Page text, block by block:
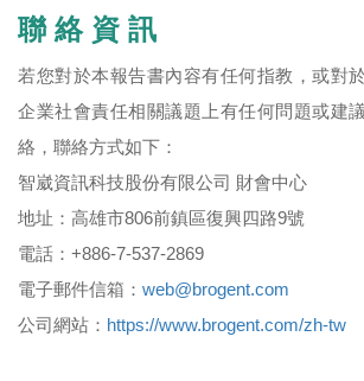
聯 絡 資 訊
若您對於本報告書內容有任何指教，或對
企業社會責任相關議題上有任何問題或建
絡，聯絡方式如下：
智崴資訊科技股份有限公司 財會中心
地址：高雄市806前鎮區復興四路9號
電話：+886-7-537-2869
電子郵件信箱： web@brogent.com
公司網站： https://www.brogent.com/zh-tw